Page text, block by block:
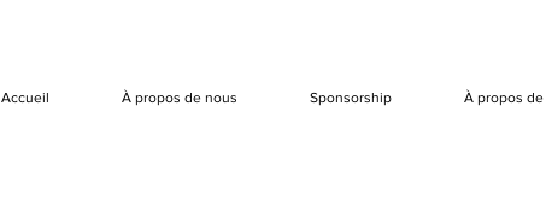
Accueil À propos de nous Sponsorship À propos de